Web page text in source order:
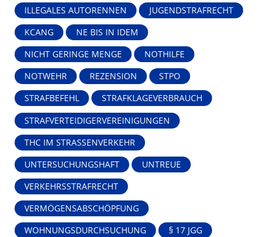
ILLEGALES AUTORENNEN JUGENDSTRAFRECHT
KCANG NE BIS IN IDEM
NICHT GERINGE MENGE NOTHILFE
NOTWEHR REZENSION STPO
STRAFBEFEHL STRAFKLAGEVERBRAUCH
STRAFVERTEIDIGERVEREINIGUNGEN
THC IM STRASSENVERKEHR
UNTERSUCHUNGSHAFT UNTREUE
VERKEHRSSTRAFRECHT
VERMÖGENSABSCHÖPFUNG
WOHNUNGSDURCHSUCHUNG § 17 JGG